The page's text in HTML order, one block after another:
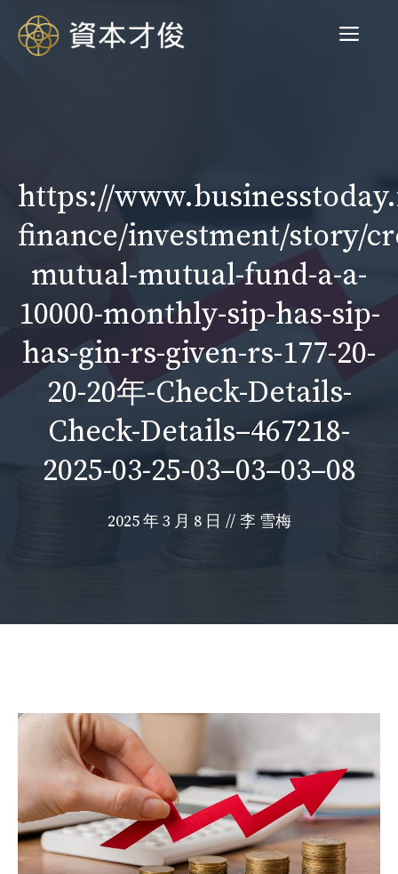
菜
https://
finance/investment/story/
mutual-mutual-fund-a-a-
10000-monthly-sip-has-sip-
has-gin-rs-given-rs-177-20-
20-20年-Check-Details-
Check-Details–467218-
2025-03-25-03–03–03–08
2025 年 3 月 8 日 // 李 雪梅